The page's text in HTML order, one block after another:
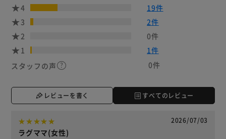
4
19件
3
2件
2
0件
1
1件
スタッフの声
0件
レビューを書く すべてのレビュー
2026/07/03
ラグママ(女性)